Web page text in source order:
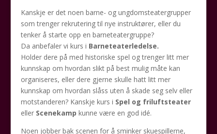
Kanskje er det noen barne- og ungdomsteatergrupper
som trenger rekrutering til nye instruktører, eller du
tenker å starte opp en barneteatergruppe?
Da anbefaler vi kurs i Barneteaterledelse.
Holder dere på med historiske spel og trenger litt mer
kunnskap om hvordan slikt på best mulig måte kan
organiseres, eller dere gjerne skulle hatt litt mer
kunnskap om hvordan slåss uten å skade seg selv eller
motstanderen? Kanskje kurs i Spel og friluftsteater
eller Scenekamp kunne være en god idé.
Noen jobber bak scenen for å sminker skuespillerne,